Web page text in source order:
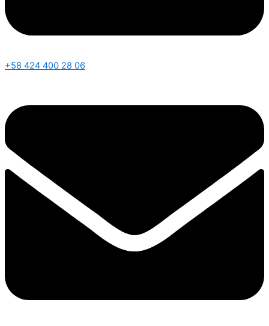
+58 424 400 28 06